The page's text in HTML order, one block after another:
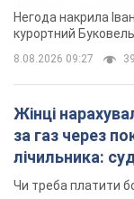
Відео
Негода накрила
курортний Буковель
8.08.2026 09:27
Жінці
за газ через
лічильника:
неочікуване
Чи треба платити